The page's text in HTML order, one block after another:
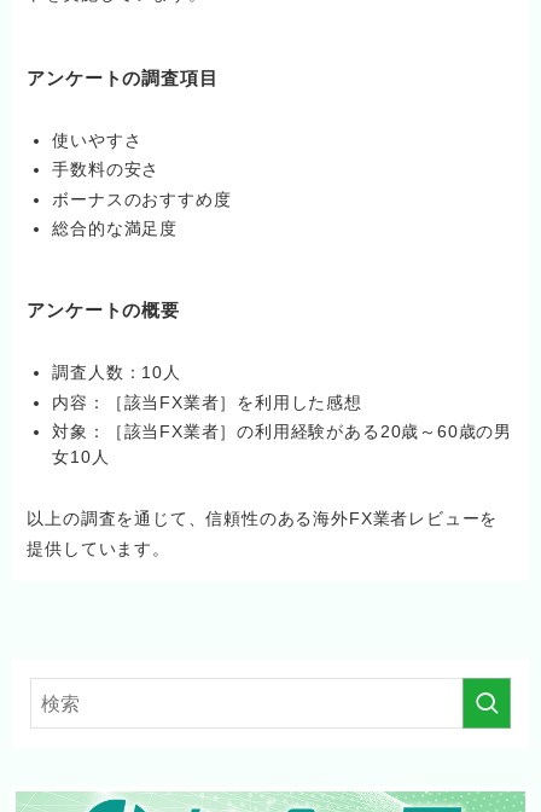
アンケートの調査項目
使いやすさ
手数料の安さ
ボーナスのおすすめ度
総合的な満足度
アンケートの概要
調査人数：10人
内容：［該当FX業者］を利用した感想
対象：［該当FX業者］の利用経験がある20歳～60歳の男
女10人
以上の調査を通じて、信頼性のある海外FX業者レビューを
提供しています。